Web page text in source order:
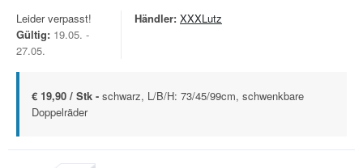
Leider verpasst!
Gültig: 19.05. -
27.05.
Händler: XXXLutz
€ 19,90 / Stk - schwarz, L/B/H: 73/45/99cm, schwenkbare
Doppelräder